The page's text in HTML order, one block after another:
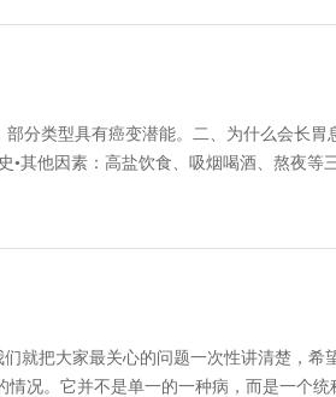
分类型具有癌变潜能。二、为什么会长胃
•其他因素：高盐饮食、吸烟喝酒、熬夜等
就把大家最关心的问题一次性讲清楚，希
况。它并不是单一的一种病，而是一个统